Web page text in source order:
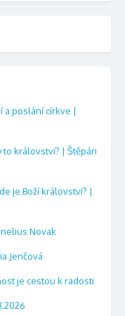
a poslání církve |
to království? | Štěpán
je Boží království? |
Novak
Jenčová
je cestou k radosti